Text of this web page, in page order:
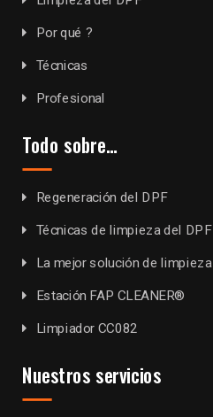
Por qué ?
Técnicas
Profesional
Todo sobre…
Regeneración del DPF
Técnicas de limpieza del DPF
La mejor solución de limpieza
Estación FAP CLEANER®
Limpiador CC082
Nuestros servicios